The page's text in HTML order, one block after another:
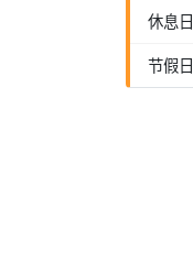
休息日
节假日